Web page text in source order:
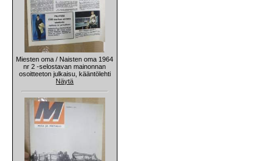
Miesten oma / Naisten oma 1964
nr 2 -selostavan mainonnan
osoitteeton julkaisu, kääntölehti
Näytä